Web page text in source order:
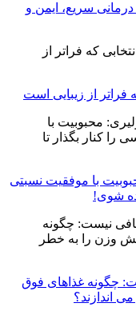
سریع، ایمن و
از زیبایی است
با موفقیت نسبتی
شوی!
چگونه غذاهای فوق
اندازند؟